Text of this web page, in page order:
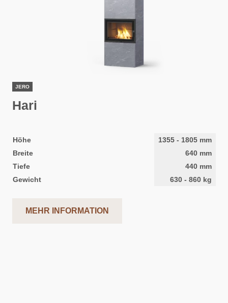
JERO
Hari
Höhe 1355 - 1805 mm
Breite
640 mm
Tiefe
440 mm
Gewicht
630 - 860 kg
MEHR INFORMATION